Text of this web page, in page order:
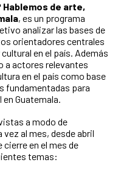
Hablemos de arte,
, es un programa
analizar las bases de
orientadores centrales
en el país. Además
a actores relevantes
en el país como base
fundamentadas para
Guatemala.
a modo de
al mes, desde abril
en el mes de
temas: